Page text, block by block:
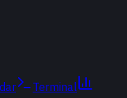
Terminal